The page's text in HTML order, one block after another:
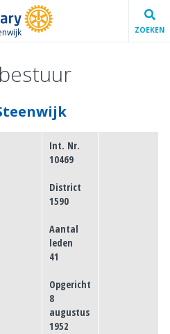
ZOEKEN
Int. Nr.
10469
District
1590
Aantal
leden
41
Opgericht
8
augustus
1952